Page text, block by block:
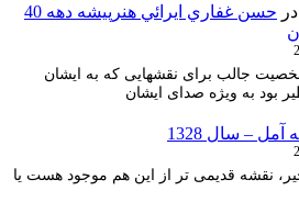
در
حسن غفاري ايرائي هنرپيشه دهه 40
جالب برای نقشهایی که به ایشان
بود به ویژه صدای ایشان
آمل – سال 1328
نقشه قدیمی تر از این هم موجود هست یا